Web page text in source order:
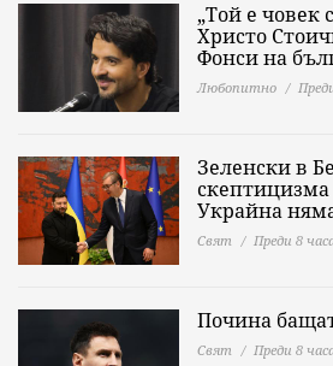
„Той е човек
Христо
Фонси на
Любопитно
Зеленски в
скептицизма
Украйна
Свят Преди 8
Почина
Свят Преди 8